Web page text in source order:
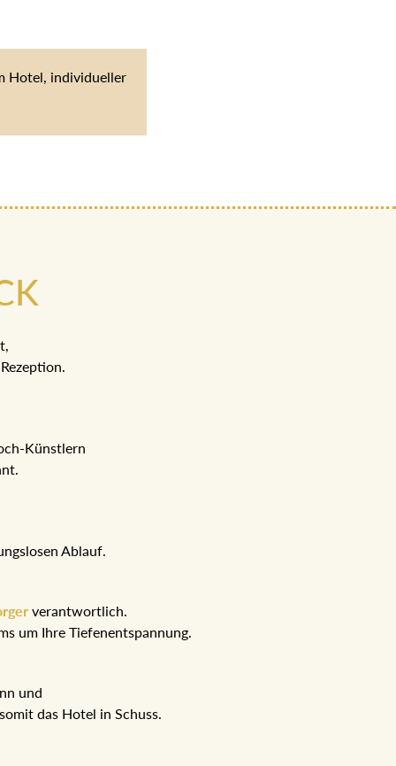
Hotel, individueller
Künstlern
Ablauf.
verantwortlich.
um Ihre Tiefenentspannung.
und
das Hotel in Schuss.